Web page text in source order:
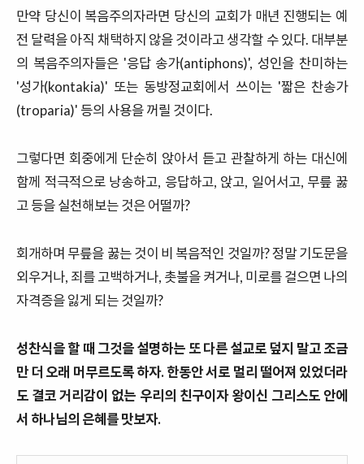
만약 당신이 복음주의자라면 당신의 교회가 매년 진행되는 예
전 달력을아직 채택하지 않을것이라고생각할 수 있다. 대부분
의 복음주의자들은'응답 송가(antiphons)',성인을 찬미하는
'성가(kontakia)' 또는 동방정교회에서 쓰이는'짧은 찬송가
(troparia)' 등의 사용을꺼릴 것이다.
그렇다면 회중에게 단순히 앉아서 듣고 관찰하게 하는 대신에
함께 적극적으로 낭송하고, 응답하고, 앉고, 일어서고, 무릎 꿇
고등을실천해보는것은어떨까?
회개하며 무릎을 꿇는 것이 비 복음적인 것일까? 정말기도문을
외우거나, 죄를고백하거나, 촛불을켜거나, 미로를걸으면 나의
자격증을잃게 되는것일까?
성찬식을할 때 그것을설명하는 또 다른 설교로덮지 말고 조금
만더 오래 머무르도록하자. 한동안서로 멀리 떨어져 있었더라
도 결코 거리감이 없는 우리의 친구이자 왕이신 그리스도안에
서 하나님의 은혜를맛보자.